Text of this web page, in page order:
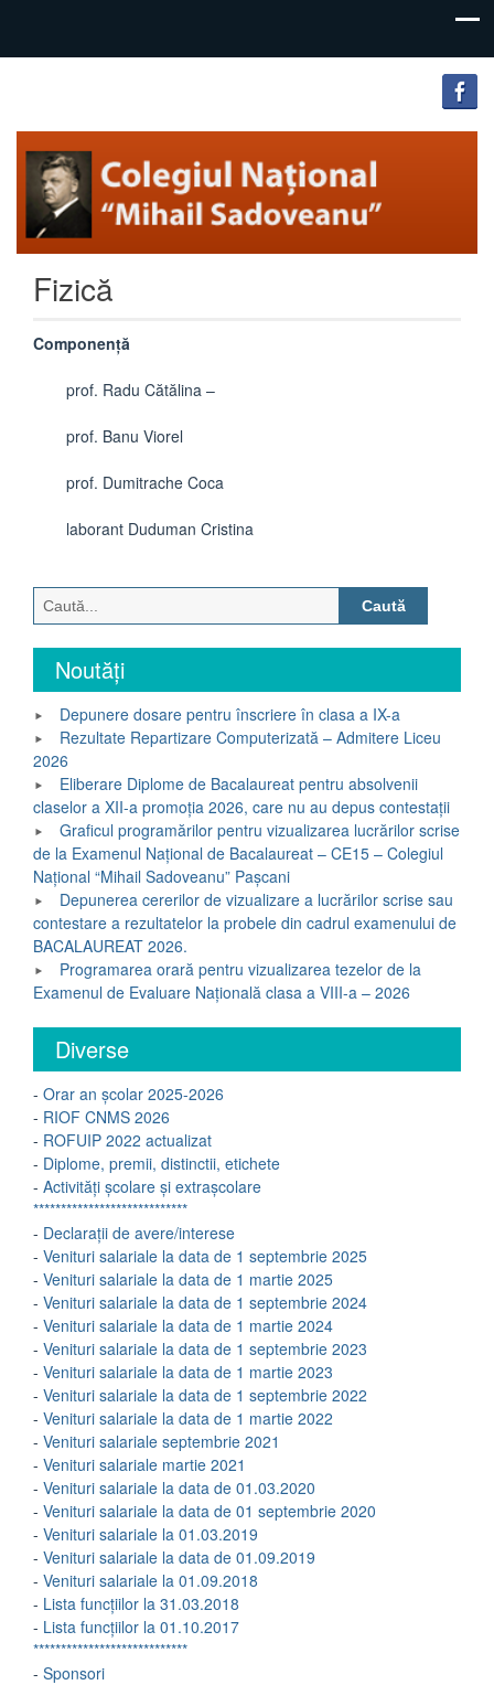
Colegiul
Național
„Mihail
Sadoveanu”
"Inima
educației
este
educația
inimii!"
Fizică
Componență
prof. Radu Cătălina –
prof. Banu Viorel
prof. Dumitrache Coca
laborant Duduman Cristina
Caută
după:
Noutăți
Depunere dosare pentru înscriere în clasa a IX-a
Rezultate Repartizare Computerizată – Admitere Liceu
2026
Eliberare Diplome de Bacalaureat pentru absolvenii
claselor a XII-a promoția 2026, care nu au depus contestații
Graficul programărilor pentru vizualizarea lucrărilor scrise
de la Examenul Național de Bacalaureat – CE15 – Colegiul
Național “Mihail Sadoveanu” Pașcani
Depunerea cererilor de vizualizare a lucrărilor scrise sau
contestare a rezultatelor la probele din cadrul examenului de
BACALAUREAT 2026.
Programarea orară pentru vizualizarea tezelor de la
Examenul de Evaluare Națională clasa a VIII-a – 2026
Diverse
- Orar an școlar 2025-2026
- RIOF CNMS 2026
- ROFUIP 2022 actualizat
- Diplome, premii, distinctii, etichete
- Activități școlare și extrașcolare
****************************
- Declarații de avere/interese
- Venituri salariale la data de 1 septembrie 2025
- Venituri salariale la data de 1 martie 2025
- Venituri salariale la data de 1 septembrie 2024
- Venituri salariale la data de 1 martie 2024
- Venituri salariale la data de 1 septembrie 2023
- Venituri salariale la data de 1 martie 2023
- Venituri salariale la data de 1 septembrie 2022
- Venituri salariale la data de 1 martie 2022
- Venituri salariale septembrie 2021
- Venituri salariale martie 2021
- Venituri salariale la data de 01.03.2020
- Venituri salariale la data de 01 septembrie 2020
- Venituri salariale la 01.03.2019
- Venituri salariale la data de 01.09.2019
- Venituri salariale la 01.09.2018
- Lista funcțiilor la 31.03.2018
- Lista funcțiilor la 01.10.2017
****************************
- Sponsori